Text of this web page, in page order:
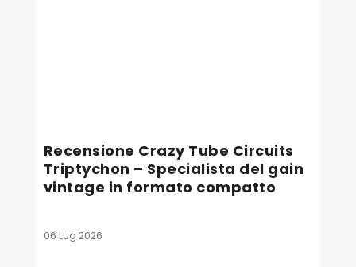
Recensione Crazy Tube Circuits
Triptychon – Specialista del gain
vintage in formato compatto
06 Lug 2026